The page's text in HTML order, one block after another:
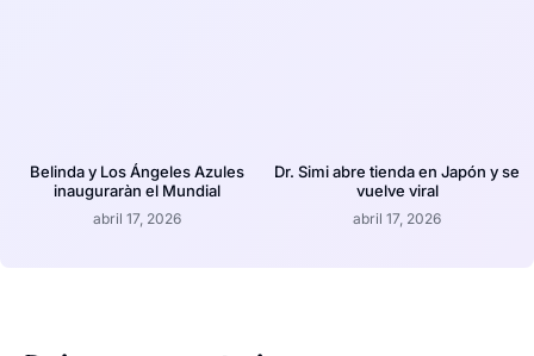
Belinda y Los Ángeles Azules
inauguraràn el Mundial
abril 17, 2026
Dr. Simi abre tienda en Japón y se
vuelve viral
abril 17, 2026